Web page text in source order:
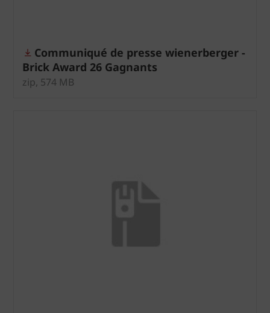
Communiqué de presse wienerberger -
Brick Award 26 Gagnants
zip, 574 MB